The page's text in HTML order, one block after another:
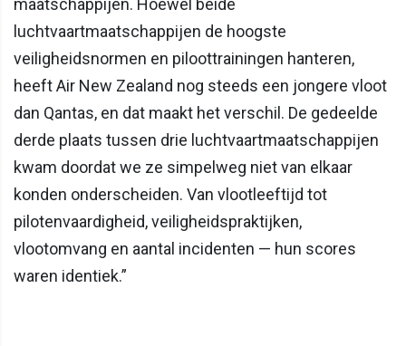
maatschappijen. Hoewel beide
luchtvaartmaatschappijen de hoogste
veiligheidsnormen en piloottrainingen hanteren,
heeft Air New Zealand nog steeds een jongere vloot
dan Qantas, en dat maakt het verschil. De gedeelde
derde plaats tussen drie luchtvaartmaatschappijen
kwam doordat we ze simpelweg niet van elkaar
konden onderscheiden. Van vlootleeftijd tot
pilotenvaardigheid, veiligheidspraktijken,
vlootomvang en aantal incidenten — hun scores
waren identiek.”